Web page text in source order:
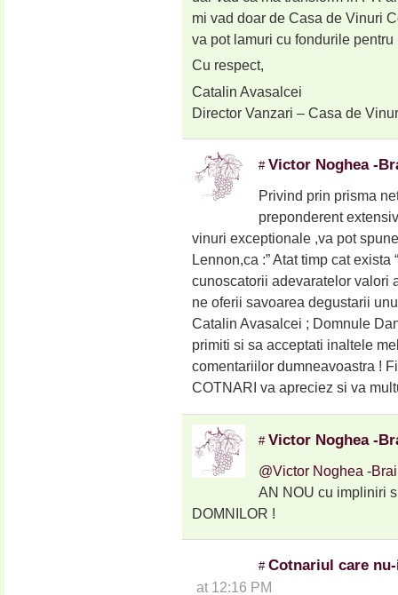
mi vad doar de Casa de Vinuri
va pot lamuri cu fondurile
Cu respect,
Catalin Avasalcei
Director Vanzari – Casa de
# Victor Noghea -
Privind prin prisma
preponderent
vinuri exceptionale ,va pot
Lennon,ca :” Atat timp cat
cunoscatorii adevaratelor valori
ne oferii savoarea degustarii
Catalin Avasalcei ; Domnule
primiti si sa acceptati inaltele
comentariilor dumneavoastra !
COTNARI va apreciez si va
# Victor Noghea -
@Victor Noghea -
AN NOU cu impliniri
DOMNILOR !
# Cotnariul care
at 12:16 PM